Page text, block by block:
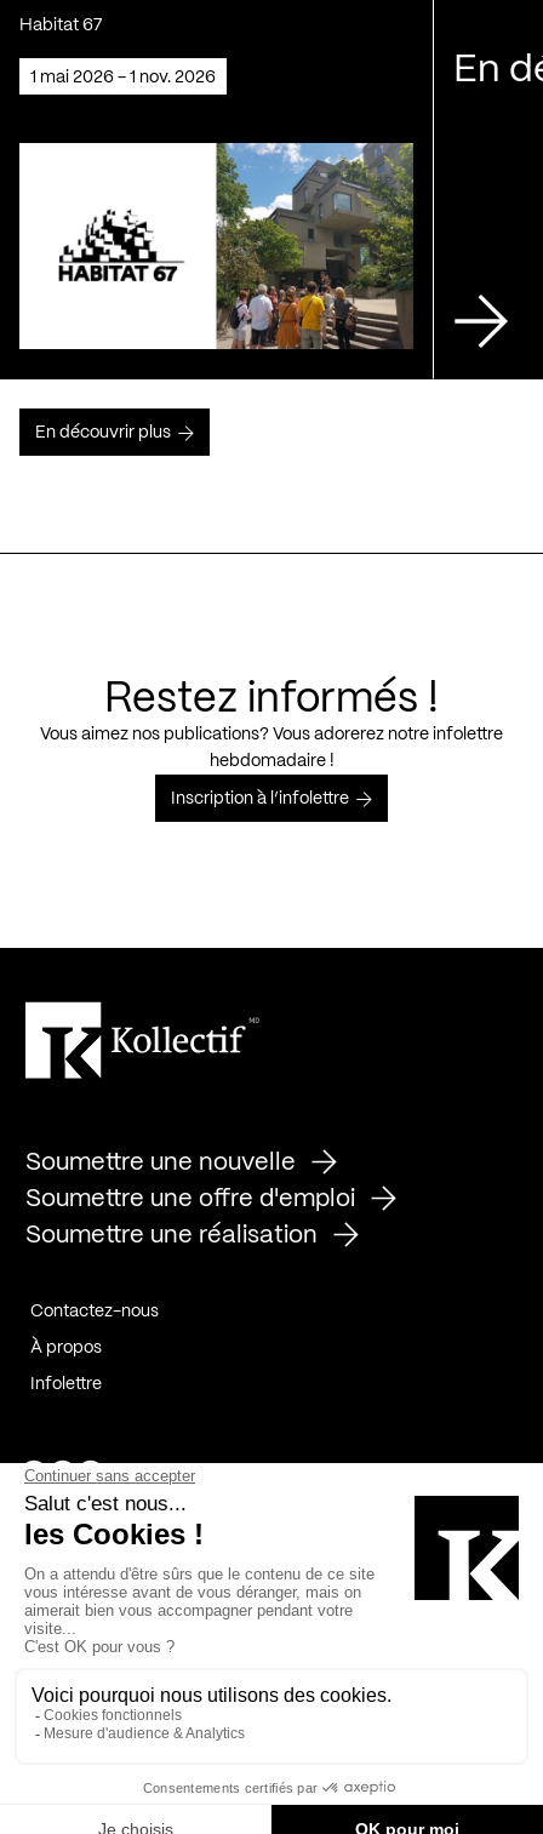
Habitat 67
1 mai 2026 - 1 nov. 2026 En
En découvrir plus
Restez informés !
Vous aimez nos publications? Vous adorerez notre infolettre
hebdomadaire !
Inscription à l’infolettre
Soumettre une nouvelle
Soumettre une offre d'emploi
Soumettre une réalisation
Contactez-nous
À propos
Infolettre
Page Facebook de Kollectif
Page Instagram de Kollectif
Page Linkedin de Kollectif
Bâtiment-Durable-Québec-1
Esquisses-1IRAC-1
MP-1 v2com-1
Cookies